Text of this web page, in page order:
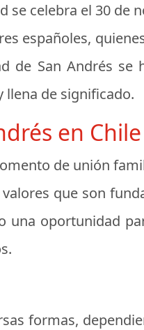
celebra el 30 de
españoles,
de San Andrés se
llena de significado.
en Chile
de unión
que son
una oportunidad
formas,